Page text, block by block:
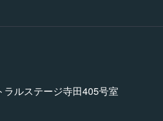
ステージ寺田405号室